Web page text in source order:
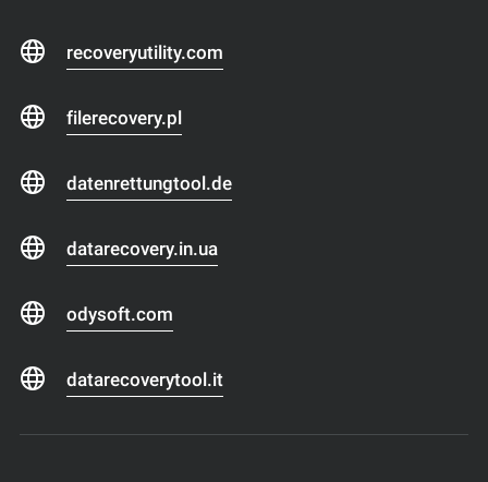
recoveryutility.com
filerecovery.pl
datenrettungtool.de
datarecovery.in.ua
odysoft.com
datarecoverytool.it